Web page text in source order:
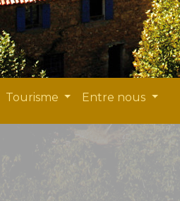
Tourisme Entre nous